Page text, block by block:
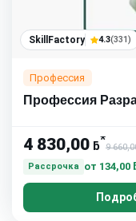
SkillFactory 4.3(331)
Профессия
Профессия
4 830,00 ƃ*
9
Рассрочка
от 134,00